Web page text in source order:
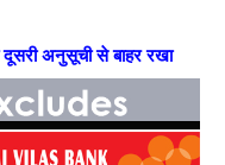
दूसरी अनुसूची से बाहर रखा